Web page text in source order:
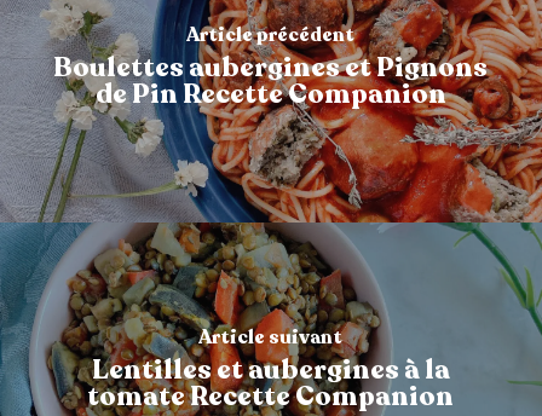
Article précédent
Boulettes aubergines et Pignons
de Pin Recette Companion
Article suivant
Lentilles et aubergines à la
tomate Recette Companion